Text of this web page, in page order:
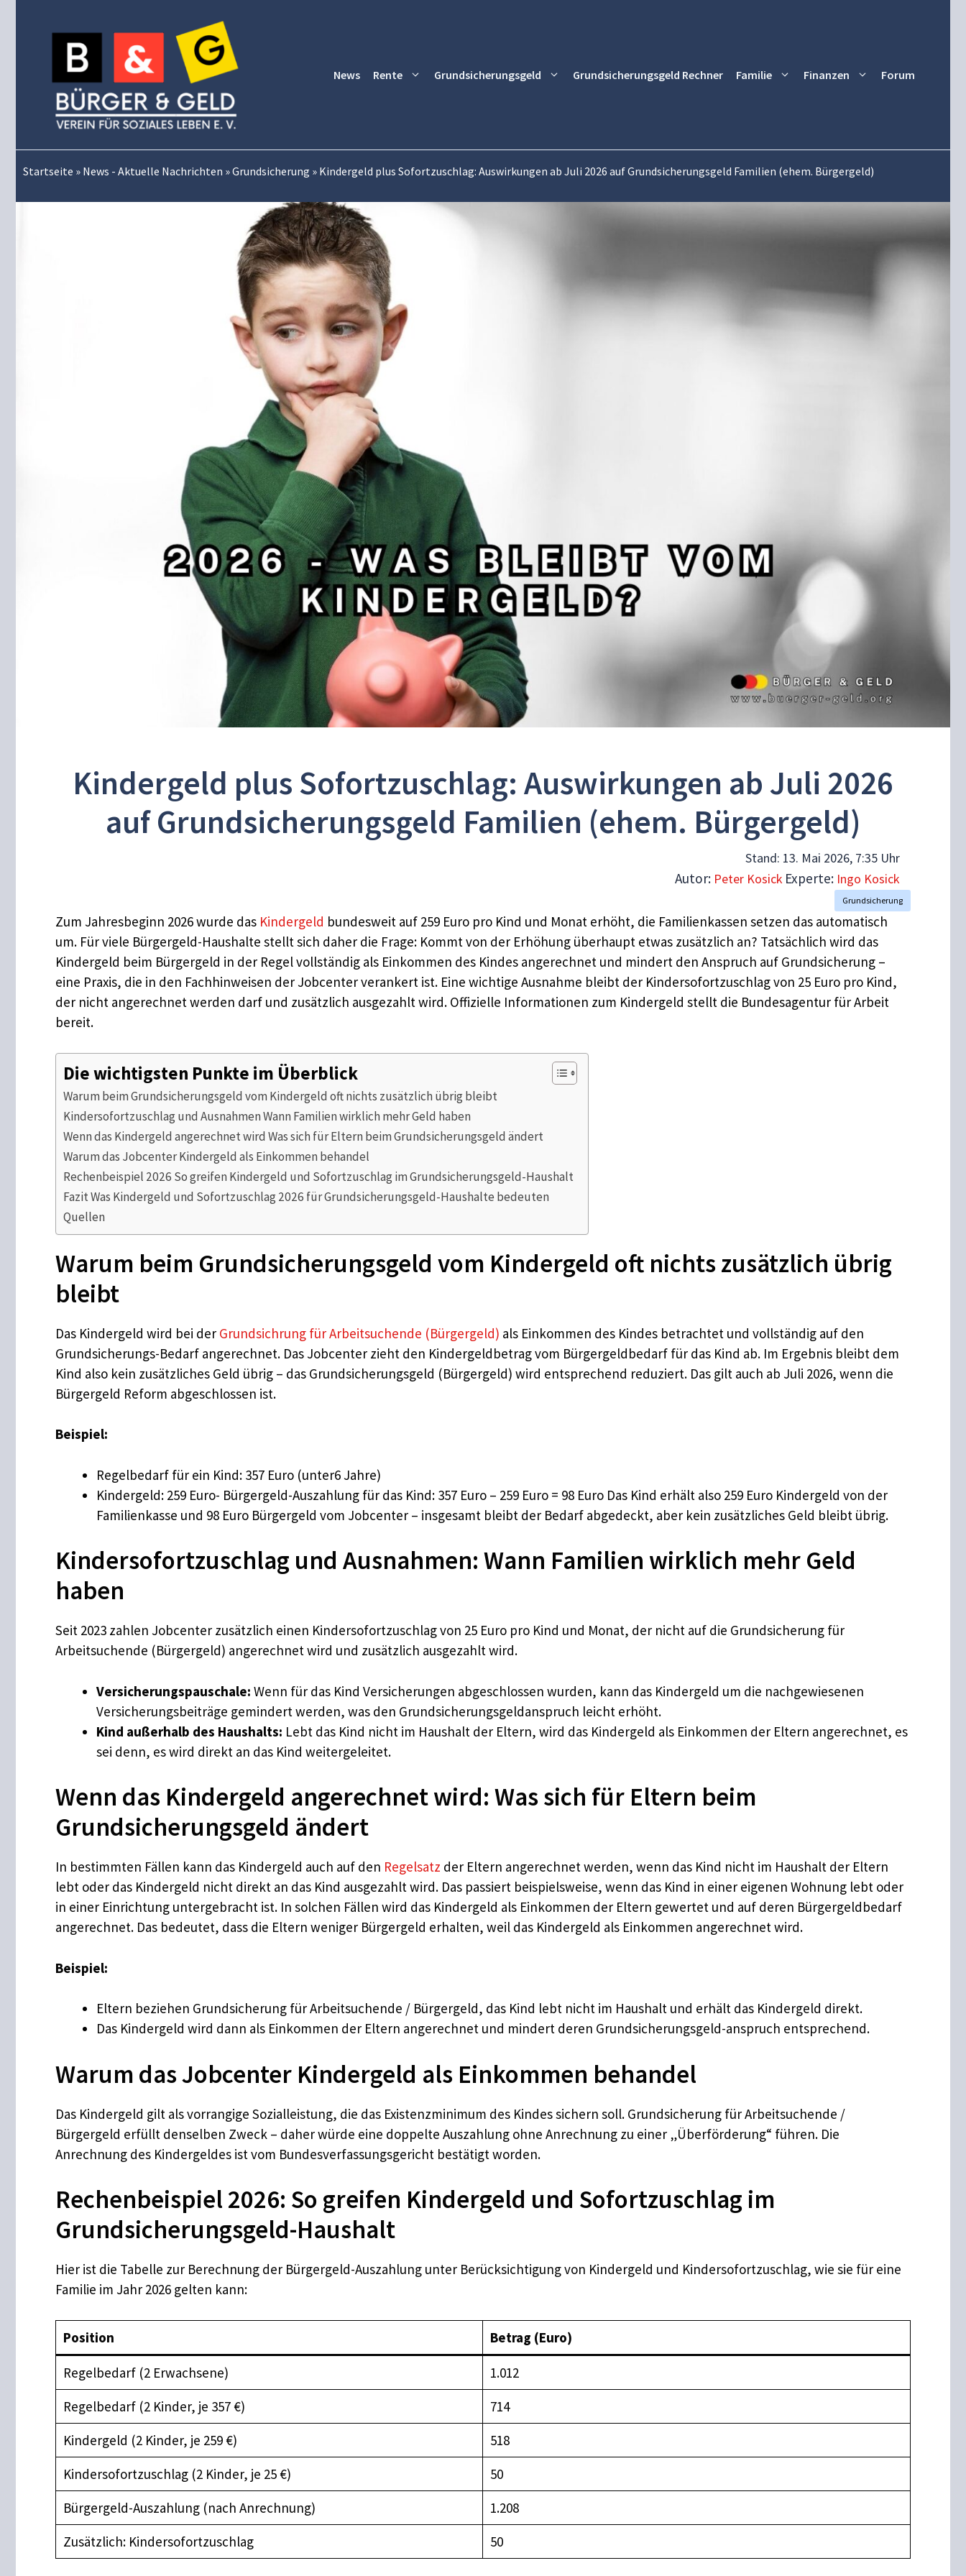
News Rente Grundsicherungsgeld Grundsicherungsgeld Rechner Familie Finanzen Forum
Startseite » News - Aktuelle Nachrichten »Grundsicherung » Kindergeld plus Sofortzuschlag: Auswirkungen ab Juli 2026 auf Grundsicherungsgeld Familien (ehem. Bürgergeld)
Kindergeld plus Sofortzuschlag: Auswirkungen ab Juli 2026
auf Grundsicherungsgeld Familien (ehem. Bürgergeld)
Stand: 13. Mai 2026, 7:35 Uhr
Autor: Peter Kosick Experte: Ingo Kosick
Grundsicherung
Zum Jahresbeginn 2026 wurde das Kindergeld bundesweit auf 259 Euro pro Kind und Monat erhöht, die Familienkassen setzen das automatisch
um. Für viele Bürgergeld-Haushalte stellt sich daher die Frage: Kommt von der Erhöhung überhaupt etwas zusätzlich an? Tatsächlich wird das
Kindergeld beim Bürgergeld in der Regel vollständig als Einkommen des Kindes angerechnet und mindert den Anspruch auf Grundsicherung –
eine Praxis, die in den Fachhinweisen der Jobcenter verankert ist. Eine wichtige Ausnahme bleibt der Kindersofortzuschlag von 25 Euro pro Kind,
der nicht angerechnet werden darf und zusätzlich ausgezahlt wird. Offizielle Informationen zum Kindergeld stellt die Bundesagentur für Arbeit
bereit.
Die wichtigsten Punkte im Überblick
Warum beim Grundsicherungsgeld vom Kindergeld oft nichts zusätzlich übrig bleibt
Kindersofortzuschlag und Ausnahmen Wann Familien wirklich mehr Geld haben
Wenn das Kindergeld angerechnet wird Was sich für Eltern beim Grundsicherungsgeld ändert
Warum das Jobcenter Kindergeld als Einkommen behandel
Rechenbeispiel 2026 So greifen Kindergeld und Sofortzuschlag im Grundsicherungsgeld-Haushalt
Fazit Was Kindergeld und Sofortzuschlag 2026 für Grundsicherungsgeld-Haushalte bedeuten
Quellen
Warum beim Grundsicherungsgeld vom Kindergeld oft nichts zusätzlich übrig
bleibt
Das Kindergeld wird bei der Grundsichrung für Arbeitsuchende (Bürgergeld) als Einkommen des Kindes betrachtet und vollständig auf den
Grundsicherungs-Bedarf angerechnet. Das Jobcenter zieht den Kindergeldbetrag vom Bürgergeldbedarf für das Kind ab. Im Ergebnis bleibt dem
Kind also kein zusätzliches Geld übrig – das Grundsicherungsgeld (Bürgergeld) wird entsprechend reduziert. Das gilt auch ab Juli 2026, wenn die
Bürgergeld Reform abgeschlossen ist.
Beispiel:
Regelbedarf für ein Kind: 357 Euro (unter6 Jahre)
Kindergeld: 259 Euro- Bürgergeld-Auszahlung für das Kind: 357 Euro – 259 Euro = 98 Euro Das Kind erhält also 259 Euro Kindergeld von der
Familienkasse und 98 Euro Bürgergeld vom Jobcenter – insgesamt bleibt der Bedarf abgedeckt, aber kein zusätzliches Geld bleibt übrig.
Kindersofortzuschlag und Ausnahmen: Wann Familien wirklich mehr Geld
haben
Seit 2023 zahlen Jobcenter zusätzlich einen Kindersofortzuschlag von 25 Euro pro Kind und Monat, der nicht auf die Grundsicherung für
Arbeitsuchende (Bürgergeld) angerechnet wird und zusätzlich ausgezahlt wird.
Versicherungspauschale: Wenn für das Kind Versicherungen abgeschlossen wurden, kann das Kindergeld um die nachgewiesenen
Versicherungsbeiträge gemindert werden, was den Grundsicherungsgeldanspruch leicht erhöht.
Kind außerhalb des Haushalts: Lebt das Kind nicht im Haushalt der Eltern, wird das Kindergeld als Einkommen der Eltern angerechnet, es
sei denn, es wird direkt an das Kind weitergeleitet.
Wenn das Kindergeld angerechnet wird: Was sich für Eltern beim
Grundsicherungsgeld ändert
In bestimmten Fällen kann das Kindergeld auch auf den Regelsatz der Eltern angerechnet werden, wenn das Kind nicht im Haushalt der Eltern
lebt oder das Kindergeld nicht direkt an das Kind ausgezahlt wird. Das passiert beispielsweise, wenn das Kind in einer eigenen Wohnung lebt oder
in einer Einrichtung untergebracht ist. In solchen Fällen wird das Kindergeld als Einkommen der Eltern gewertet und auf deren Bürgergeldbedarf
angerechnet. Das bedeutet, dass die Eltern weniger Bürgergeld erhalten, weil das Kindergeld als Einkommen angerechnet wird.
Beispiel:
Eltern beziehen Grundsicherung für Arbeitsuchende / Bürgergeld, das Kind lebt nicht im Haushalt und erhält das Kindergeld direkt.
Das Kindergeld wird dann als Einkommen der Eltern angerechnet und mindert deren Grundsicherungsgeld-anspruch entsprechend.
Warum das Jobcenter Kindergeld als Einkommen behandel
Das Kindergeld gilt als vorrangige Sozialleistung, die das Existenzminimum des Kindes sichern soll. Grundsicherung für Arbeitsuchende /
Bürgergeld erfüllt denselben Zweck – daher würde eine doppelte Auszahlung ohne Anrechnung zu einer „Überförderung“ führen. Die
Anrechnung des Kindergeldes ist vom Bundesverfassungsgericht bestätigt worden.
Rechenbeispiel 2026: So greifen Kindergeld und Sofortzuschlag im
Grundsicherungsgeld-Haushalt
Hier ist die Tabelle zur Berechnung der Bürgergeld-Auszahlung unter Berücksichtigung von Kindergeld und Kindersofortzuschlag, wie sie für eine
Familie im Jahr 2026 gelten kann:
Position Betrag (Euro)
Regelbedarf (2 Erwachsene)
1.012
Regelbedarf (2 Kinder, je 357 €)
714
Kindergeld (2 Kinder, je 259 €)
518
Kindersofortzuschlag (2 Kinder, je 25 €)
50
Bürgergeld-Auszahlung (nach Anrechnung)
1.208
Zusätzlich: Kindersofortzuschlag
50